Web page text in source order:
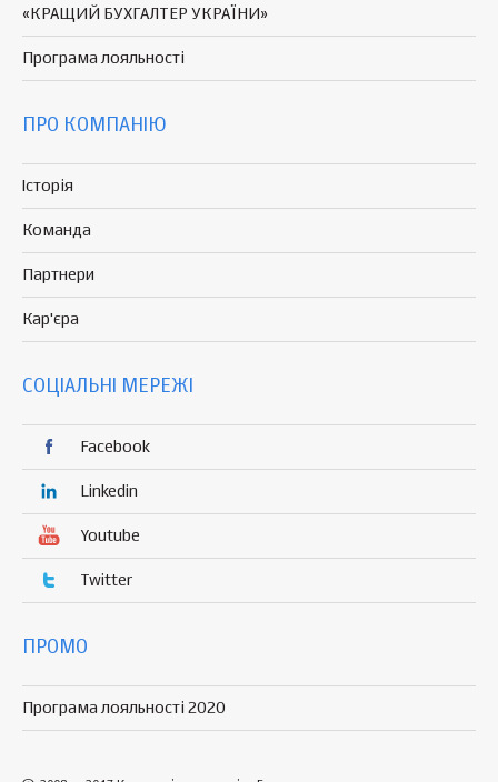
«КРАЩИЙ БУХГАЛТЕР УКРАЇНИ»
Програма лояльності
ПРО КОМПАНІЮ
Історія
Команда
Партнери
Кар'єра
СОЦІАЛЬНІ МЕРЕЖІ
Facebook
Linkedin
Youtube
Twitter
ПРОМО
Програма лояльності 2020